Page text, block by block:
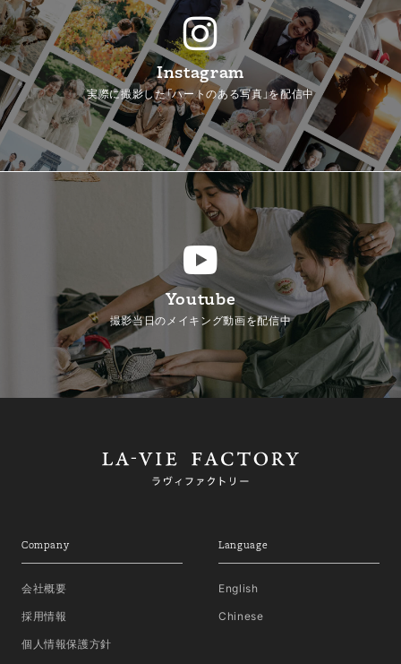
Instagram
実際に撮影した「ハートのある写真」を配信中
Youtube
撮影当日のメイキング動画を配信中
Company
会社概要
採用情報
個人情報保護方針
Language
English
Chinese